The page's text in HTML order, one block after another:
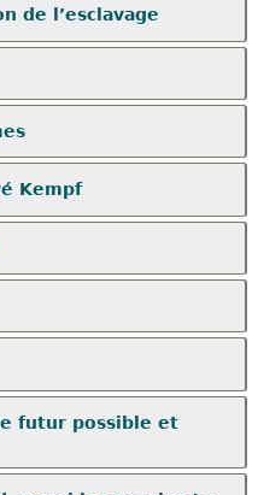
de l’esclavage
Kempf
futur possible et